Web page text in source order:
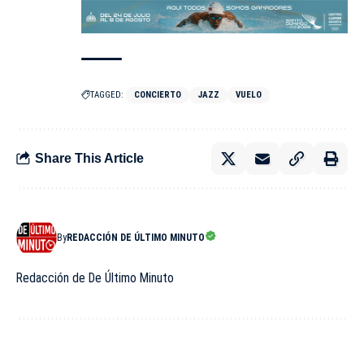
TAGGED: CONCIERTO JAZZ VUELO
Share This Article
ByREDACCIÓN DE ÚLTIMO MINUTO
Redacción de De Último Minuto